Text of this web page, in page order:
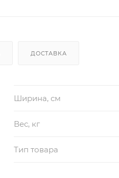
ДОСТАВКА
Ширина, см
Вес, кг
Тип товара